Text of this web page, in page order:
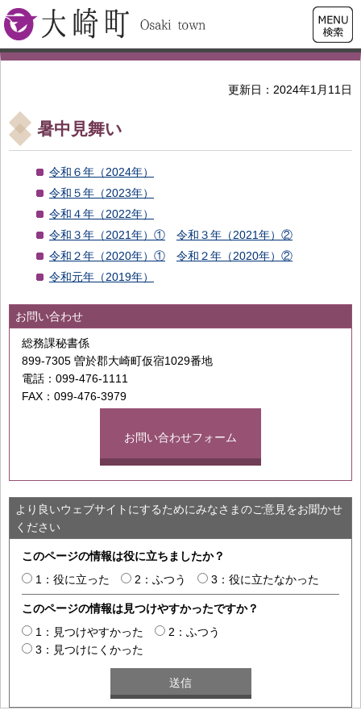
大崎町
検索・
共通メ
ニュー
更新日：2024年1月11日
暑中見舞い
令和６年（2024年）
令和５年（2023年）
令和４年（2022年）
令和３年（2021年）①
令和３年（2021年）②
令和２年（2020年）①
令和２年（2020年）②
令和元年（2019年）
お問い合わせ
総務課秘書係
899-7305 曽於郡大崎町仮宿1029番地
電話：099-476-1111
FAX：099-476-3979
お問い合わせフォーム
より良いウェブサイトにするためにみなさまのご意見をお聞かせ
ください
このページの情報は役に立ちましたか？
1：役に立った
2：ふつう 3：役に立たなかった
このページの情報は見つけやすかったですか？
1：見つけやすかった
2：ふつう
3：見つけにくかった